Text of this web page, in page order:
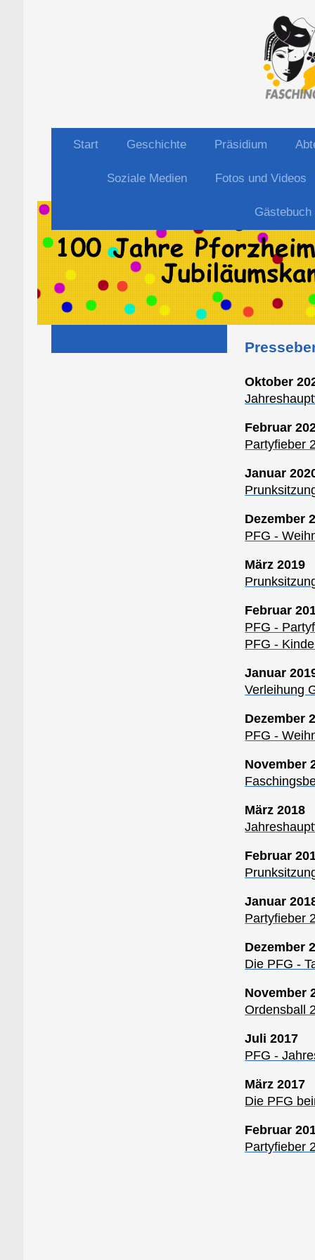
Start Geschichte Präsidium
Soziale Medien Fotos und Videos
Gästebuch
Oktober
Februar
Partyfieber
Januar
Dezember
PFG -
März 2019
Februar
PFG -
PFG -
Januar
Verleihung
Dezember
PFG -
November
März 2018
Februar
Januar
Partyfieber
Dezember
Die PFG -
November
Ordensball
Juli 2017
PFG -
März 2017
Die PFG
Februar
Partyfieber